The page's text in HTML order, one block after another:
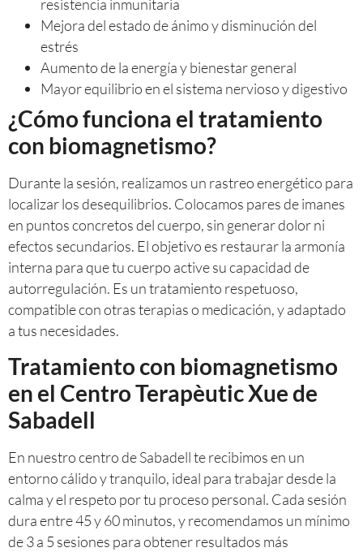
resistencia inmunitaria
Mejora del estado de ánimo y disminución del
estrés
Aumento de la energía y bienestar general
Mayor equilibrio en el sistema nervioso y digestivo
¿Cómo funciona el tratamiento
con biomagnetismo?
Durante la sesión, realizamos un rastreo energético para
localizar los desequilibrios. Colocamos pares de imanes
en puntos concretos del cuerpo, sin generar dolor ni
efectos secundarios. El objetivo es restaurar la armonía
interna para que tu cuerpo active su capacidad de
autorregulación. Es un tratamiento respetuoso,
compatible con otras terapias o medicación, y adaptado
a tus necesidades.
Tratamiento con biomagnetismo
en el Centro Terapèutic Xue de
Sabadell
En nuestro centro de Sabadell te recibimos en un
entorno cálido y tranquilo, ideal para trabajar desde la
calma y el respeto por tu proceso personal. Cada sesión
dura entre 45 y 60 minutos, y recomendamos un mínimo
de 3 a 5 sesiones para obtener resultados más